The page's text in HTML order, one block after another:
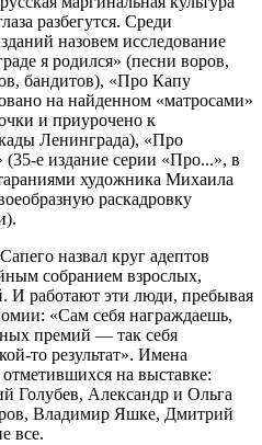
разбегутся. Среди
назовем исследование
я родился» (песни воров,
бандитов), «Про Капу
на найденном «матросами»
и приурочено к
Ленинграда), «Про
(35-е издание серии «Про...», в
художника Михаила
раскадровку
назвал круг адептов
собранием взрослых,
И работают эти люди, пребывая
«Сам себя награждаешь,
премий — так себя
то результат». Имена
на выставке:
Голубев, Александр и Ольга
Владимир Яшке, Дмитрий
все.